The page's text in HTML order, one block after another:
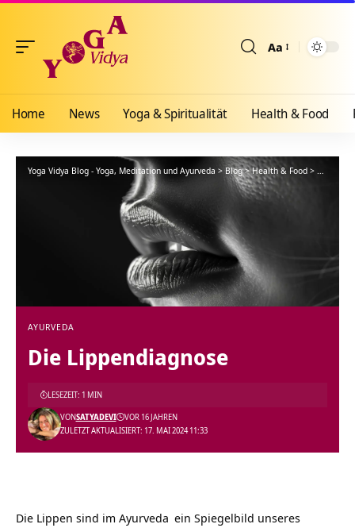
Aa
Home News Yoga & Spiritualität Health & Food
Yoga Vidya Blog - Yoga, Meditation und Ayurveda > Blog>Health & Food > Ayurveda
AYURVEDA
Die Lippendiagnose
ZULETZT AKTUALISIERT: 17. MAI 2024 11:33
VONSATYADEVI VOR 16 JAHREN
LESEZEIT: 1 MIN
Die Lippen sind im Ayurveda ein Spiegelbild unseres